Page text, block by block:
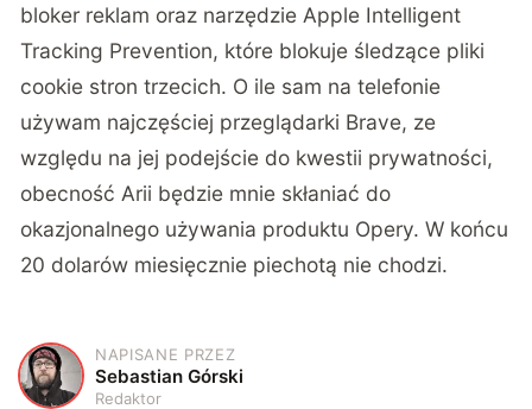
bloker reklam oraz narzędzie Apple Intelligent
Tracking Prevention, które blokuje śledzące pliki
cookie stron trzecich. O ile sam na telefonie
używam najczęściej przeglądarki Brave, ze
względu na jej podejście do kwestii prywatności,
obecność Arii będzie mnie skłaniać do
okazjonalnego używania produktu Opery. W końcu
20 dolarów miesięcznie piechotą nie chodzi.
S
NAPISANE PRZEZ
Sebastian Górski
Redaktor